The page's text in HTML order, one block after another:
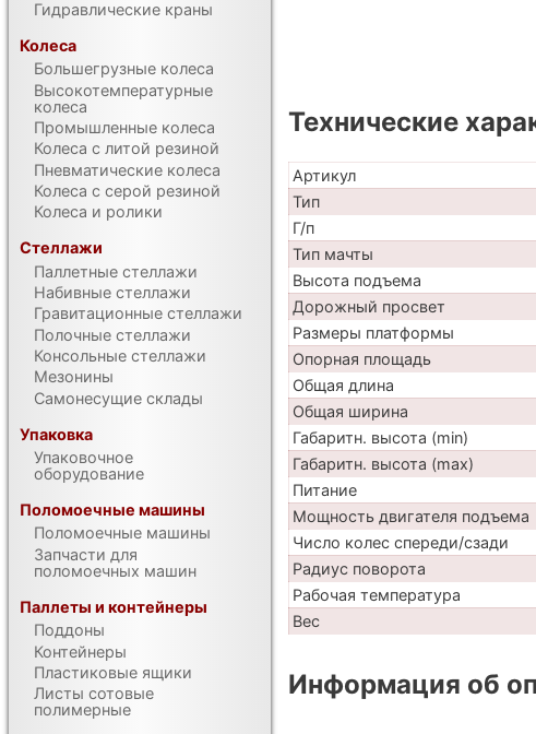
Технические
Артикул
Тип
Г/п
Тип мачты
Высота подъема
Дорожный просвет
Размеры платформы
Опорная площадь
Общая длина
Общая ширина
Габаритн. высота (min)
Габаритн. высота (max)
Питание
Мощность двигателя подъема
Число колес спереди/сзади
Радиус поворота
Рабочая температура
Вес
Информация об
Гидравлические краны
Колеса
Большегрузные колеса
Высокотемпературные
колеса
Промышленные колеса
Колеса с литой резиной
Пневматические колеса
Колеса с серой резиной
Колеса и ролики
Стеллажи
Паллетные стеллажи
Набивные стеллажи
Гравитационные стеллажи
Полочные стеллажи
Консольные стеллажи
Мезонины
Самонесущие склады
Упаковка
Упаковочное
оборудование
Поломоечные машины
Поломоечные машины
Запчасти для
поломоечных машин
Паллеты и контейнеры
Поддоны
Контейнеры
Пластиковые ящики
Листы сотовые
полимерные